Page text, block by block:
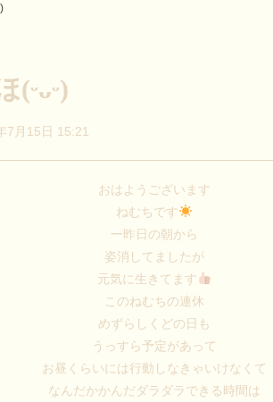
(ᵕᴗᵕ)
7月15日 15:21
おはようございます
ねむちです
一昨日の朝から
姿消してましたが
元気に生きてます
このねむちの連休
めずらしくどの日も
うっすら予定があって
お昼くらいには行動しなきゃいけなくて
なんだかかんだダラダラできる時間は